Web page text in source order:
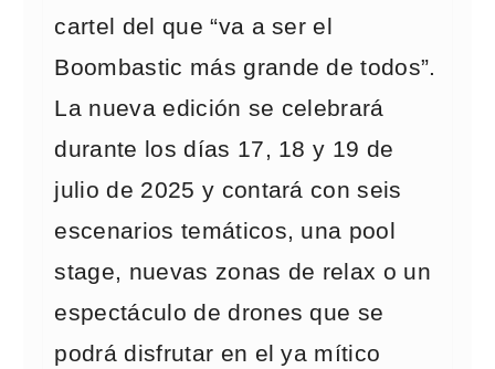
cartel del que “va a ser el
Boombastic más grande de todos”.
La nueva edición se celebrará
durante los días 17, 18 y 19 de
julio de 2025 y contará con seis
escenarios temáticos, una pool
stage, nuevas zonas de relax o un
espectáculo de drones que se
podrá disfrutar en el ya mítico